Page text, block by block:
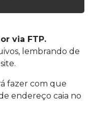
via FTP.
lembrando de
fazer com que
endereço caia no